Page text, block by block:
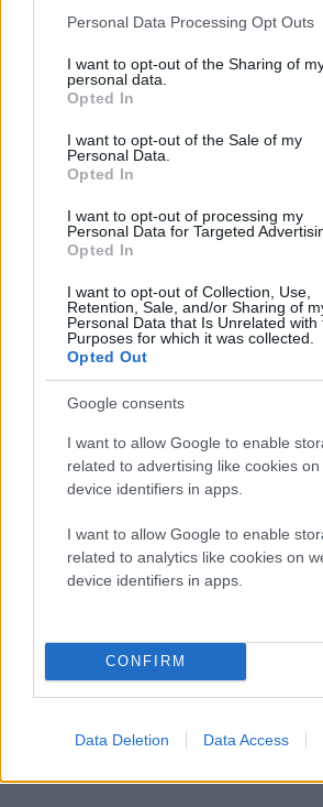
Please note that this website/app uses
not limited to your visit or usage
grant or deny consent to Google and its
use your data for below specified
consent section.
Personal Data Processing Opt Outs
I want to opt-out of the Sharing of
personal data.
Opted In
I want to opt-out of the Sale of my
Personal Data.
Opted In
I want to opt-out of processing my
Personal Data for Targeted
Opted In
I want to opt-out of Collection, Use,
Retention, Sale, and/or Sharing of
Personal Data that Is Unrelated with
Purposes for which it was collected.
Opted Out
Google consents
I want to allow Google to enable
related to advertising like cookies
device identifiers in apps.
I want to allow Google to enable
related to analytics like cookies on
device identifiers in apps.
CONFIRM
Data Deletion Data Access